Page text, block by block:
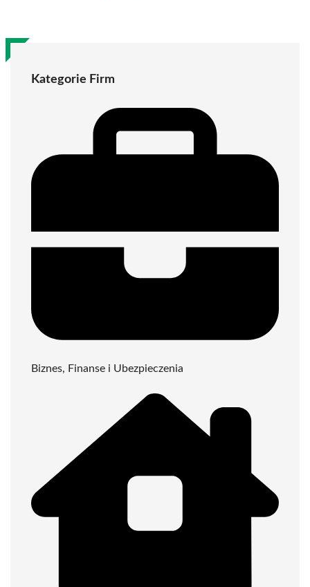
Kategorie Firm
Biznes, Finanse i Ubezpieczenia